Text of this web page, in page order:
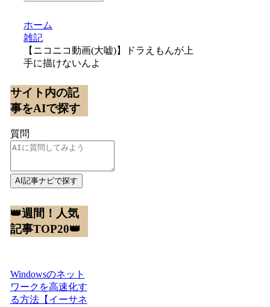
ホーム
雑記
【ニコニコ動画(大嘘)】ドラえもんが上
手に描けないんよ
サイト内の記
事をAIで探す
質問
AI記事ナビで探す
👑週間！人気
記事TOP20👑
Windowsのネット
ワークを高速化す
る方法【イーサネ